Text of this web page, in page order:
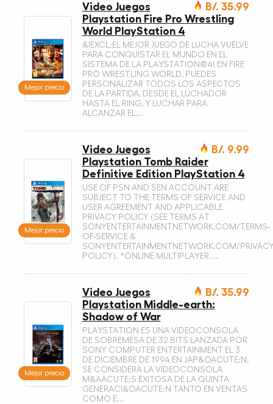
Mejor precio
B/. 35.99
Video Juegos
Playstation Fire Pro Wrestling
World PlayStation 4
&IEXCL;EL MEJOR JUEGO DE LUCHA VUELVE
PARA CONQUISTAR EL MUNDO EN EL
SISTEMA DE LA PLAYSTATION®4! EN FIRE
PRO WRESTLING WORLD, PUEDES
PERSONALIZAR TODOS LOS ASPECTOS
DE LA PARTIDA, DESDE EL LUCHADOR
HASTA EL RING, Y LUCHAR PARA
ALCANZAR EL...
Mejor precio
B/. 9.99
Video Juegos
Playstation Tomb Raider
Definitive Edition PlayStation 4
USE OF PSN AND SEN ACCOUNT ARE
SUBJECT TO THE TERMS OF SERVICE AND
USER AGREEMENT AND APPLICABLE
PRIVACY POLICY (SEE TERMS AT
SONYENTERTAINMENTNETWORK.COM/TERMS-
OF-SERVICE &
SONYENTERTAINMENTNETWORK.COM/
POLICY). *ONLINE MULTIPLAYER ...
Mejor precio
B/. 35.99
Video Juegos
Playstation Middle-earth:
Shadow of War
PLAYSTATION ES UNA VIDEOCONSOLA
DE SOBREMESA DE 32 BITS LANZADA POR
SONY COMPUTER ENTERTAINMENT EL 3
DE DICIEMBRE DE 1994 EN JAP&OACUTE;N.
SE CONSIDERA LA VIDEOCONSOLA
M&AACUTE;S EXITOSA DE LA QUINTA
GENERACI&OACUTE;N TANTO EN VENTAS
COMO E...